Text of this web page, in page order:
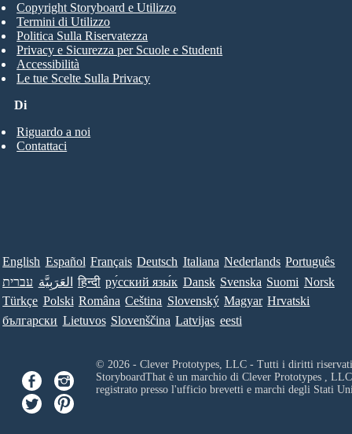
Di
Riguardo a noi
Contattaci
Copyright Storyboard e Utilizzo
Termini di Utilizzo
Politica Sulla Riservatezza
Privacy e Sicurezza per Scuole e Studenti
Accessibilità
Le tue Scelte Sulla Privacy
English Español Français Deutsch Italiana Nederlands Português
עברית العَرَبِيَّة हिन्दी ру́сский язы́к Dansk Svenska Suomi Norsk
Türkçe Polski Româna Ceština Slovenský Magyar Hrvatski
български Lietuvos Slovenščina Latvijas eesti
© 2026 - Clever Prototypes, LLC - Tutti i diritti
StoryboardThat è un marchio di Clever Prototypes , LLC
registrato presso l'ufficio brevetti e marchi degli Stati